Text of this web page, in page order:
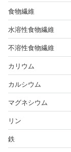
食物繊維
水溶性食物繊維
不溶性食物繊維
カリウム
カルシウム
マグネシウム
リン
鉄